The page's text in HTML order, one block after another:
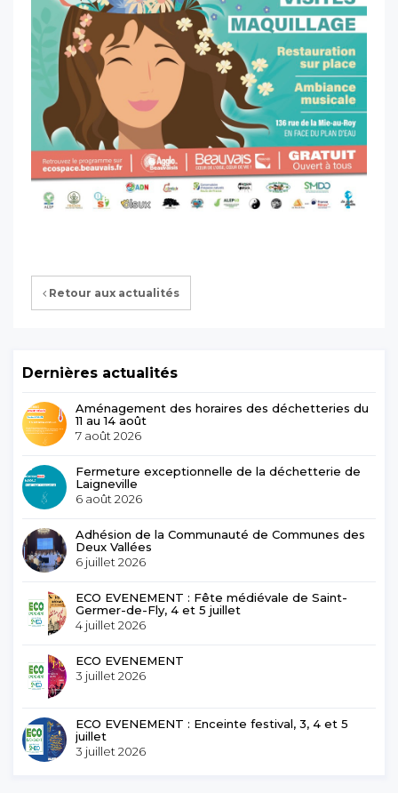
Retour aux actualités
Dernières actualités
Aménagement des horaires des déchetteries du
11 au 14 août
7 août 2026
Fermeture exceptionnelle de la déchetterie de
Laigneville
6 août 2026
Adhésion de la Communauté de Communes des
Deux Vallées
6 juillet 2026
ECO EVENEMENT : Fête médiévale de Saint-
Germer-de-Fly, 4 et 5 juillet
4 juillet 2026
ECO EVENEMENT
3 juillet 2026
ECO EVENEMENT : Enceinte festival, 3, 4 et 5
juillet
3 juillet 2026